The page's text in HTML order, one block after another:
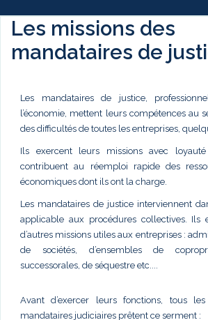
Les missions des
mandataires de
Les mandataires de justice,
l’économie, mettent leurs compétences au
des difficultés de toutes les entreprises,
Ils exercent leurs missions avec
contribuent au réemploi rapide des
économiques dont ils ont la charge.
Les mandataires de justice interviennent
applicable aux procédures collectives. Ils
d’autres missions utiles aux entreprises :
de sociétés, d’ensembles de
successorales, de séquestre etc....
Avant d’exercer leurs fonctions, tous
mandataires judiciaires prêtent ce serment :